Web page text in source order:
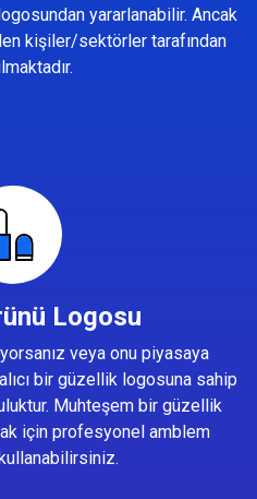
yararlanabilir. Ancak
kişiler/sektörler tarafından
Logosu
veya onu piyasaya
bir güzellik logosuna sahip
Muhteşem bir güzellik
için profesyonel amblem